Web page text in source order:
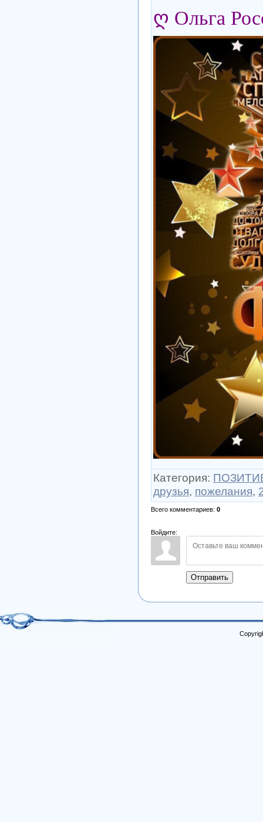
ღ Ольга
Категория:
друзья, пожелания,
Всего комментариев: 0
Войдите:
Отправить